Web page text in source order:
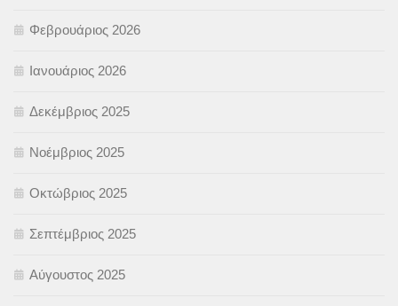
Φεβρουάριος 2026
Ιανουάριος 2026
Δεκέμβριος 2025
Νοέμβριος 2025
Οκτώβριος 2025
Σεπτέμβριος 2025
Αύγουστος 2025